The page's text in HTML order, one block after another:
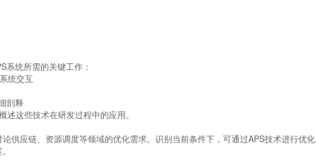
系统所需的关键工作：
统交互
剖释
这些技术在研发过程中的应用。
供应链、资源调度等领域的优化需求。识别当前条件下，可通过APS技术进行优化